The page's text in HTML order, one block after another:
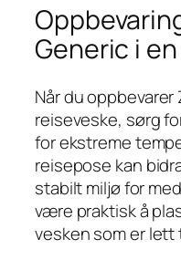
Generic i
Når du
reiseveske, sørg
for ekstreme
reisepose kan
stabilt miljø for
være praktisk å
vesken som er